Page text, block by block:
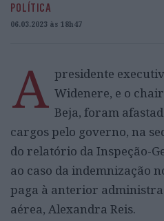
POLÍTICA
06.03.2023 às 18h47
A presidente
Widenere, e o
Beja, foram
cargos pelo governo, na
do relatório da Inspeção-
ao caso da indemnização
paga à anterior
aérea, Alexandra Reis.